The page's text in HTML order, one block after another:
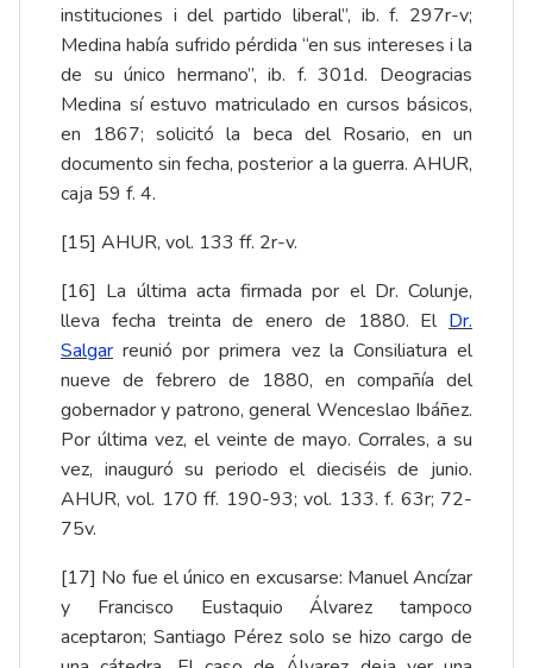
instituciones i del partido liberal”, ib. f. 297r-v;
Medina había sufrido pérdida “en sus intereses i la
de su único hermano”, ib. f. 301d. Deogracias
Medina sí estuvo matriculado en cursos básicos,
en 1867; solicitó la beca del Rosario, en un
documento sin fecha, posterior a la guerra. AHUR,
caja 59 f. 4.
[15] AHUR, vol. 133 ff. 2r-v.
[16] La última acta firmada por el Dr. Colunje,
lleva fecha treinta de enero de 1880. El Dr.
Salgar reunió por primera vez la Consiliatura el
nueve de febrero de 1880, en compañía del
gobernador y patrono, general Wenceslao Ibáñez.
Por última vez, el veinte de mayo. Corrales, a su
vez, inauguró su periodo el dieciséis de junio.
AHUR, vol. 170 ff. 190-93; vol. 133. f. 63r; 72-
75v.
[17] No fue el único en excusarse: Manuel Ancízar
y Francisco Eustaquio Álvarez tampoco
aceptaron; Santiago Pérez solo se hizo cargo de